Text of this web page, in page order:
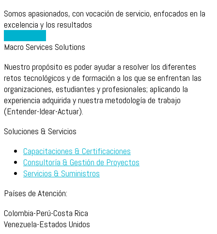
Somos apasionados, con vocación de servicio, enfocados en la
excelencia y los resultados
Macro Services Solutions
Nuestro propósito es poder ayudar a resolver los diferentes
retos tecnológicos y de formación a los que se enfrentan las
organizaciones, estudiantes y profesionales; aplicando la
experiencia adquirida y nuestra metodología de trabajo
(Entender-Idear-Actuar).
Soluciones & Servicios
Capacitaciones & Certificaciones
Consultoría & Gestión de Proyectos
Servicios & Suministros
Países de Atención:
Colombia-Perú-Costa Rica
Venezuela-Estados Unidos